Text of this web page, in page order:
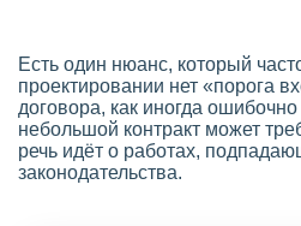
Есть один нюанс, который
проектировании нет «порога
договора, как иногда
небольшой контракт может
речь идёт о работах,
законодательства.